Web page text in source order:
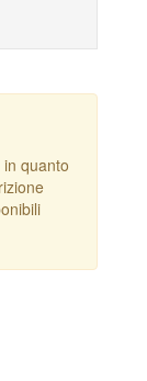
quanto